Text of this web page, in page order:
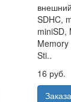
SDHC,
miniSD,
Sti..
16 руб.